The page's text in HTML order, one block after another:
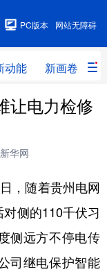
网站无障碍
PC版本
动能 新画卷
新画卷
健康贵州
企业速递
让电力检修
华网
，随着贵州电网
侧的110千伏习
侧远方不停电传
司继电保护智能